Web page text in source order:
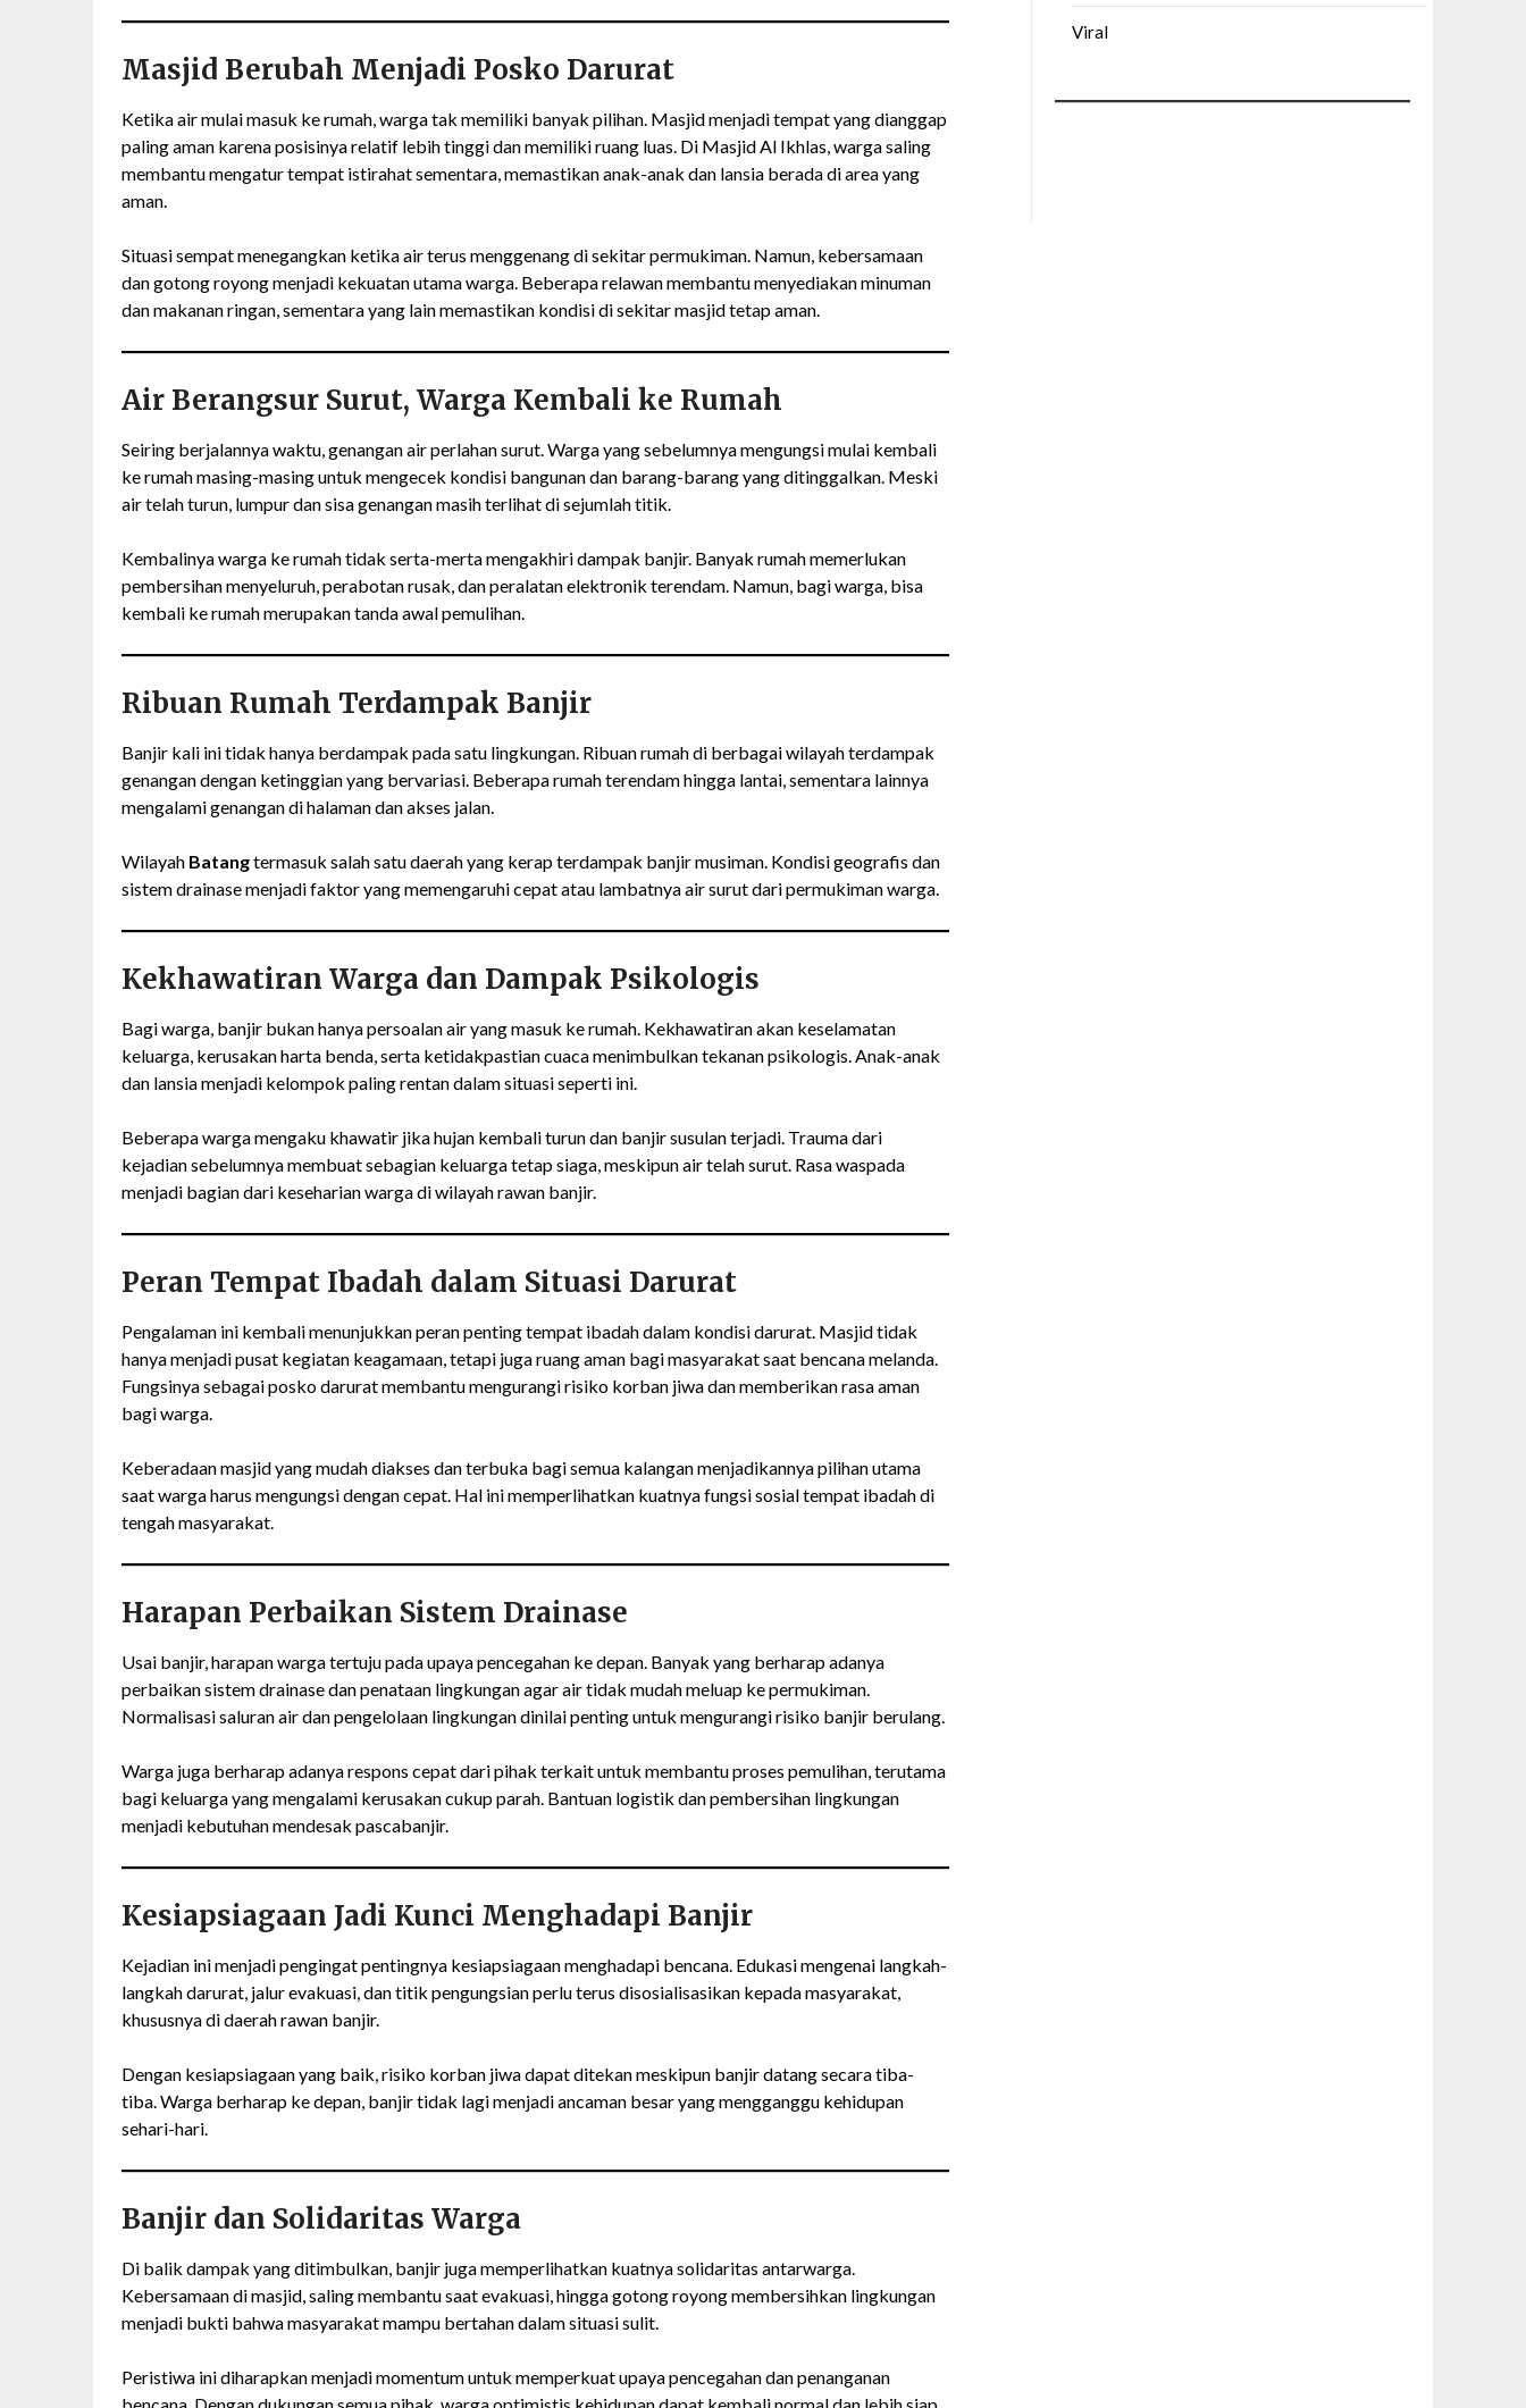
Masjid Berubah Menjadi Posko Darurat
Ketika air mulai masuk ke rumah, warga tak memiliki banyak pilihan. Masjid menjadi tempat yang dianggap
paling aman karena posisinya relatif lebih tinggi dan memiliki ruang luas. Di Masjid Al Ikhlas, warga saling
membantu mengatur tempat istirahat sementara, memastikan anak-anak dan lansia berada di area yang
aman.
Situasi sempat menegangkan ketika air terus menggenang di sekitar permukiman. Namun, kebersamaan
dan gotong royong menjadi kekuatan utama warga. Beberapa relawan membantu menyediakan minuman
dan makanan ringan, sementara yang lain memastikan kondisi di sekitar masjid tetap aman.
Air Berangsur Surut, Warga Kembali ke Rumah
Seiring berjalannya waktu, genangan air perlahan surut. Warga yang sebelumnya mengungsi mulai kembali
ke rumah masing-masing untuk mengecek kondisi bangunan dan barang-barang yang ditinggalkan. Meski
air telah turun, lumpur dan sisa genangan masih terlihat di sejumlah titik.
Kembalinya warga ke rumah tidak serta-merta mengakhiri dampak banjir. Banyak rumah memerlukan
pembersihan menyeluruh, perabotan rusak, dan peralatan elektronik terendam. Namun, bagi warga, bisa
kembali ke rumah merupakan tanda awal pemulihan.
Ribuan Rumah Terdampak Banjir
Banjir kali ini tidak hanya berdampak pada satu lingkungan. Ribuan rumah di berbagai wilayah terdampak
genangan dengan ketinggian yang bervariasi. Beberapa rumah terendam hingga lantai, sementara lainnya
mengalami genangan di halaman dan akses jalan.
Wilayah Batangtermasuk salah satu daerah yang kerap terdampak banjir musiman. Kondisi geografis dan
sistem drainase menjadi faktor yang memengaruhi cepat atau lambatnya air surut dari permukiman warga.
Kekhawatiran Warga dan Dampak Psikologis
Bagi warga, banjir bukan hanya persoalan air yang masuk ke rumah. Kekhawatiran akan keselamatan
keluarga, kerusakan harta benda, serta ketidakpastian cuaca menimbulkan tekanan psikologis. Anak-anak
dan lansia menjadi kelompok paling rentan dalam situasi seperti ini.
Beberapa warga mengaku khawatir jika hujan kembali turun dan banjir susulan terjadi. Trauma dari
kejadian sebelumnya membuat sebagian keluarga tetap siaga, meskipun air telah surut. Rasa waspada
menjadi bagian dari keseharian warga di wilayah rawan banjir.
Peran Tempat Ibadah dalam Situasi Darurat
Pengalaman ini kembali menunjukkan peran penting tempat ibadah dalam kondisi darurat. Masjid tidak
hanya menjadi pusat kegiatan keagamaan, tetapi juga ruang aman bagi masyarakat saat bencana melanda.
Fungsinya sebagai posko darurat membantu mengurangi risiko korban jiwa dan memberikan rasa aman
bagi warga.
Keberadaan masjid yang mudah diakses dan terbuka bagi semua kalangan menjadikannya pilihan utama
saat warga harus mengungsi dengan cepat. Hal ini memperlihatkan kuatnya fungsi sosial tempat ibadah di
tengah masyarakat.
Harapan Perbaikan Sistem Drainase
Usai banjir, harapan warga tertuju pada upaya pencegahan ke depan. Banyak yang berharap adanya
perbaikan sistem drainase dan penataan lingkungan agar air tidak mudah meluap ke permukiman.
Normalisasi saluran air dan pengelolaan lingkungan dinilai penting untuk mengurangi risiko banjir berulang.
Warga juga berharap adanya respons cepat dari pihak terkait untuk membantu proses pemulihan, terutama
bagi keluarga yang mengalami kerusakan cukup parah. Bantuan logistik dan pembersihan lingkungan
menjadi kebutuhan mendesak pascabanjir.
Kesiapsiagaan Jadi Kunci Menghadapi Banjir
Kejadian ini menjadi pengingat pentingnya kesiapsiagaan menghadapi bencana. Edukasi mengenai langkah-
langkah darurat, jalur evakuasi, dan titik pengungsian perlu terus disosialisasikan kepada masyarakat,
khususnya di daerah rawan banjir.
Dengan kesiapsiagaan yang baik, risiko korban jiwa dapat ditekan meskipun banjir datang secara tiba-
tiba. Warga berharap ke depan, banjir tidak lagi menjadi ancaman besar yang mengganggu kehidupan
sehari-hari.
Banjir dan Solidaritas Warga
Di balik dampak yang ditimbulkan, banjir juga memperlihatkan kuatnya solidaritas antarwarga.
Kebersamaan di masjid, saling membantu saat evakuasi, hingga gotong royong membersihkan lingkungan
menjadi bukti bahwa masyarakat mampu bertahan dalam situasi sulit.
Peristiwa ini diharapkan menjadi momentum untuk memperkuat upaya pencegahan dan penanganan
Viral